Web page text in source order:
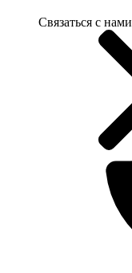
Связаться с нами